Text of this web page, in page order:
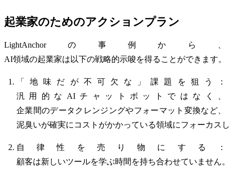
起業家のためのアクションプラン
LightAnchorの事例から、
AI領域の起業家は以下の戦略的示唆を得ることができます。
「地味だが不可欠な」課題を狙う：
汎用的なAIチャットボットではなく、
企業間のデータクレンジングやフォーマット変換など、
泥臭いが確実にコストがかかっている領域にフォーカス
自律性を売り物にする：
顧客は新しいツールを学ぶ時間を持ち合わせていません。